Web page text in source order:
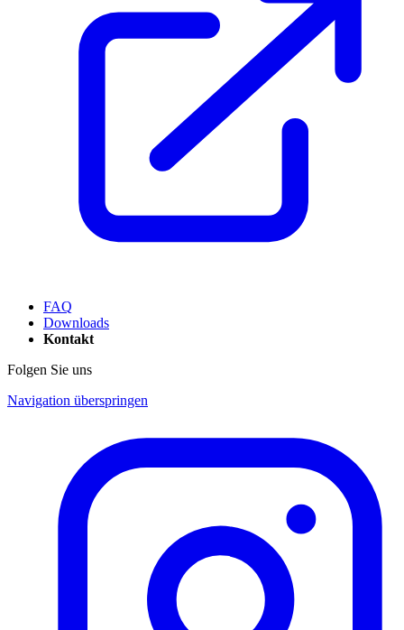
FAQ
Downloads
Kontakt
Folgen Sie uns
Navigation überspringen